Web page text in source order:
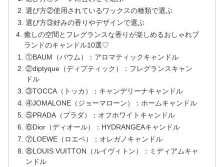
選び方②使用されているワックスの種類で選ぶ
選び方③好みの香りやデザインで選ぶ
癒しの空間とフレグランスな香りが楽しめるおしゃれブ
ランドのキャンドル10選♡
①BAUM（バウム）：アロマティックキャンドル
②diptyque（ディプティック）：フレグランスキャン
ドル
③TOCCA（トッカ）：キャンデリーナキャンドル
④JOMALONE（ジョーマローン）：ホームキャンドル
⑤PRADA（プラダ）：オフホワイトキャンドル
⑥Dior（ディオール）：HYDRANGEAキャンドル
⑦LOEWE（ロエベ）：オレガノキャンドル
⑧LOUIS VUITTON（ルイヴィトン）：ミディアムキャ
ンドル